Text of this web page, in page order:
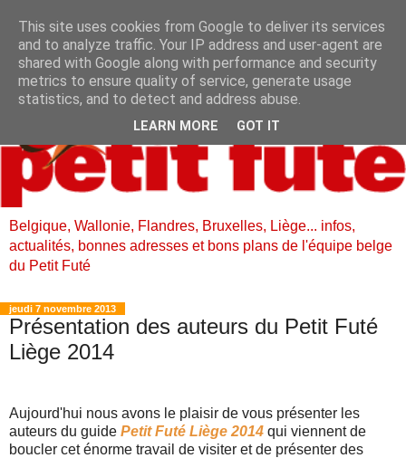
Belgique, Wallonie, Flandres, Bruxelles, Liège... infos,
actualités, bonnes adresses et bons plans de l'équipe belge
du Petit Futé
jeudi 7 novembre 2013
Présentation des auteurs du Petit Futé
Liège 2014
Aujourd'hui nous avons le plaisir de vous présenter les
auteurs du guide Petit Futé Liège 2014 qui viennent de
boucler cet énorme travail de visiter et de présenter des
This site uses cookies from Google to deliver its services
and to analyze traffic. Your IP address and user-agent are
shared with Google along with performance and security
metrics to ensure quality of service, generate usage
statistics, and to detect and address abuse.
LEARN MORE GOT IT